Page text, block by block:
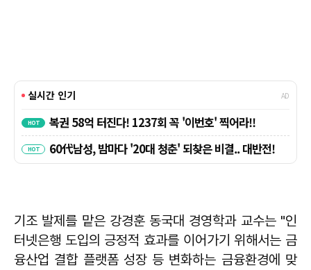
기조 발제를 맡은 강경훈 동국대 경영학과 교수는 "인
터넷은행 도입의 긍정적 효과를 이어가기 위해서는 금
융산업 결합 플랫폼 성장 등 변화하는 금융환경에 맞